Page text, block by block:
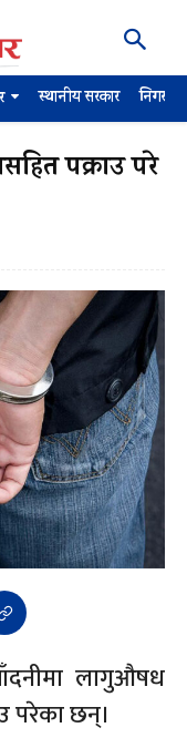
स्थानीय सरकार
पक्राउ परे
लागुऔषध
परेका छन्।